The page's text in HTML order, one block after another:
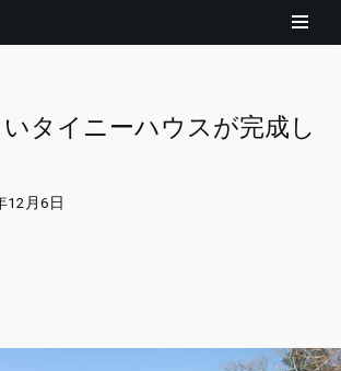
タイニーハウスが完成し
12月6日